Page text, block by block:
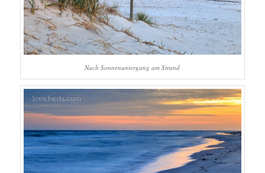
Nach Sonnenuntergang am Strand